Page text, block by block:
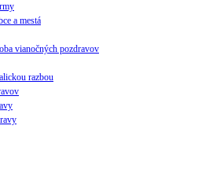
a mestá
vianočných pozdravov
razbou